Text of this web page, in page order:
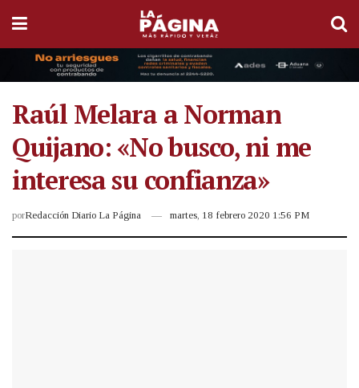
Raúl Melara a Norman
Quijano: «No busco, ni me
interesa su confianza»
porRedacción Diario La Página martes, 18 febrero 2020 1:56 PM